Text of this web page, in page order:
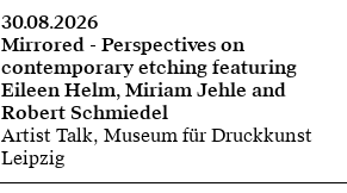
30.08.2026
Mirrored - Perspectives on
contemporary etching featuring
Eileen Helm, Miriam Jehle and
Robert Schmiedel
Artist Talk, Museum für Druckkunst
Leipzig